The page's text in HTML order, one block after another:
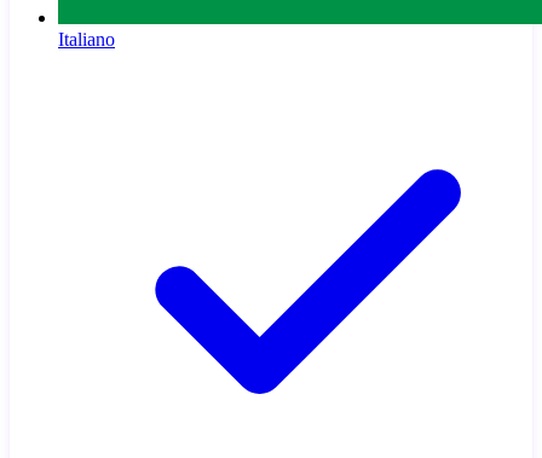
Italiano